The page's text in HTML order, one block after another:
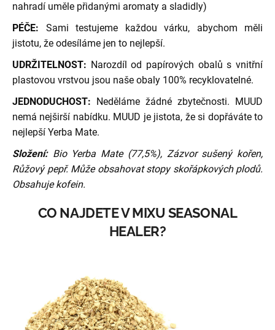
nahradí uměle přidanými aromaty a sladidly)
PÉČE: Sami testujeme každou várku, abychom měli
jistotu, že odesíláme jen to nejlepší.
UDRŽITELNOST: Narozdíl od papírových obalů s vnitřní
plastovou vrstvou jsou naše obaly 100% recyklovatelné.
JEDNODUCHOST:
Neděláme žádné zbytečnosti. MUUD
nemá nejširší nabídku. MUUD je jistota, že si dopřáváte to
nejlepší Yerba Mate.
Složení:Bio Yerba Mate (77,5%), Zázvor sušený kořen,
Růžový pepř. Může obsahovat stopy skořápkových plodů.
Obsahuje kofein.
CO NAJDETE V MIXU SEASONAL
HEALER?